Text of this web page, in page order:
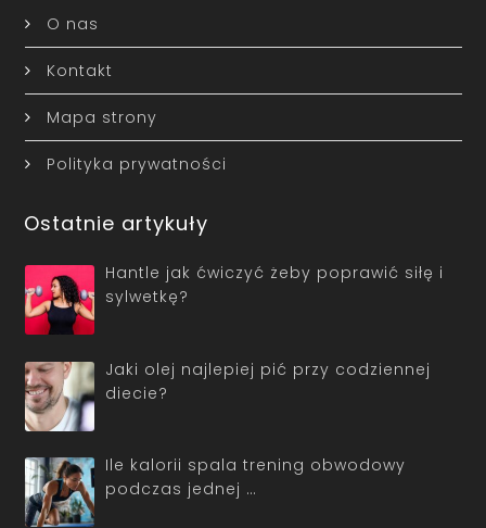
O nas
Kontakt
Mapa strony
Polityka prywatności
Ostatnie artykuły
Hantle jak ćwiczyć żeby poprawić siłę i
sylwetkę?
Jaki olej najlepiej pić przy codziennej
diecie?
Ile kalorii spala trening obwodowy
podczas jednej …